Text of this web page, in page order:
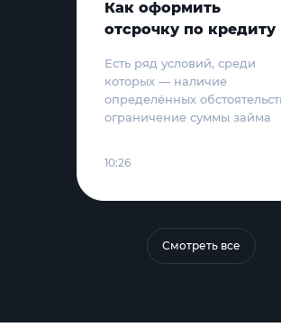
Как оформить
отсрочку по кредиту
Есть ряд условий, среди
которых — наличие
определённых
ограничение суммы займа
10:26
Смотреть все